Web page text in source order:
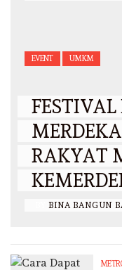
EVENT UMKM
RAKYAT
BINA BANGUN